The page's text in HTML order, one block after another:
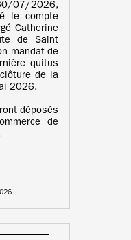
07/2026,
le compte
Catherine
de Saint
mandat de
quitus
de la
2026.
déposés
de